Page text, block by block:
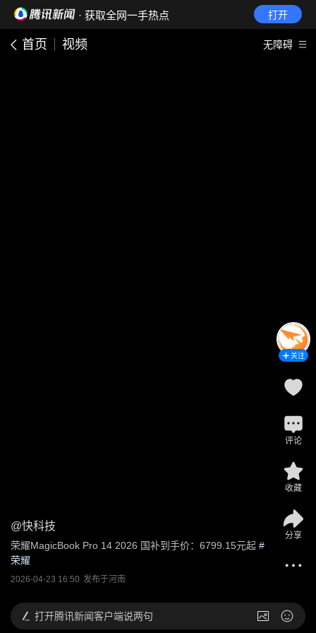
· 获取全网一手热点 打开
首页 视频 无障碍
@快科技
荣耀MagicBook Pro 14 2026 国补到手价：6799.15元起 #
荣耀
2026-04-23 16:50 发布于河南
关注
评论
收藏
分享
打开腾讯新闻客户端说两句